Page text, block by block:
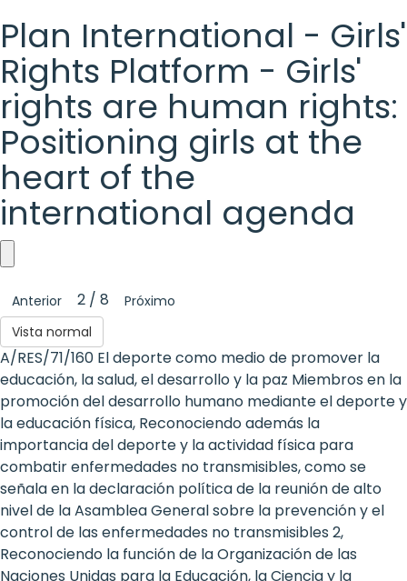
Plan International - Girls'
Rights Platform - Girls'
rights are human rights:
Positioning girls at the
heart of the
international agenda
Plan
International
-
Girls'
Rights
Platform
-
Girls'
rights
Anterior 2 / 8
Próximo
Vista normal
A/RES/71/160 El deporte como medio de promover la
educación, la salud, el desarrollo y la paz Miembros en la
promoción del desarrollo humano mediante el deporte y
la educación física, Reconociendo además la
importancia del deporte y la actividad física para
combatir enfermedades no transmisibles, como se
señala en la declaración política de la reunión de alto
nivel de la Asamblea General sobre la prevención y el
control de las enfermedades no transmisibles 2,
Reconociendo la función de la Organización de las
Naciones Unidas para la Educación, la Ciencia y la